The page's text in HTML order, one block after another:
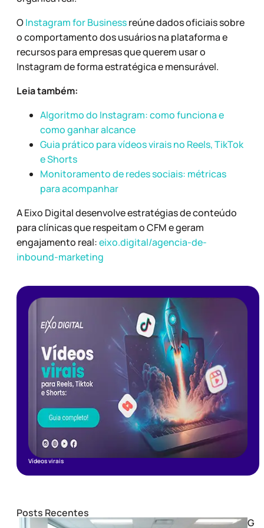
OInstagram for Businessreúne dados oficiais sobre
o comportamento dos usuários na plataforma e
recursos para empresas que querem usar o
Instagram de forma estratégica e mensurável.
Leia também:
Algoritmo do Instagram: como funciona e
como ganhar alcance
Guia prático para vídeos virais no Reels, TikTok
e Shorts
Monitoramento de redes sociais: métricas
para acompanhar
A Eixo Digital desenvolve estratégias de conteúdo
para clínicas que respeitam o CFM e geram
engajamento real:eixo.digital/agencia-de-
inbound-marketing
Vídeos virais
Posts Recentes
G